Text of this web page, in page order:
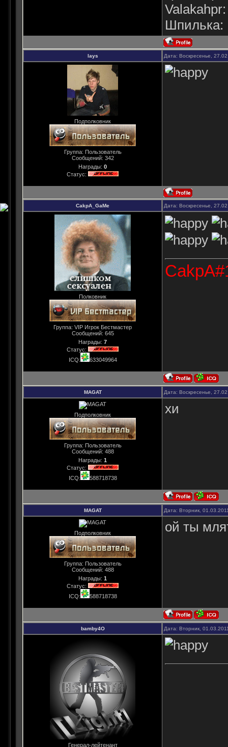
Шпилька:
lays Дата: Воскресенье,
Подполковник
Группа: Пользователь
Сообщений: 342
Награды: 0
Статус:
CakpA_GaMe Дата: Воскресенье,
Полковник
Группа: VIP Игрок Бестмастер
Сообщений: 645
Награды: 7
Статус:
ICQ:
633049964
MAGAT Дата: Воскресенье,
Подполковник
Группа: Пользователь
Сообщений: 488
Награды: 1
Статус:
ICQ:
588718738
хи
MAGAT Дата: Вторник,
Подполковник
Группа: Пользователь
Сообщений: 488
Награды: 1
Статус:
ICQ:
588718738
ой ты
bamby4O Дата: Вторник,
Генерал-лейтенант